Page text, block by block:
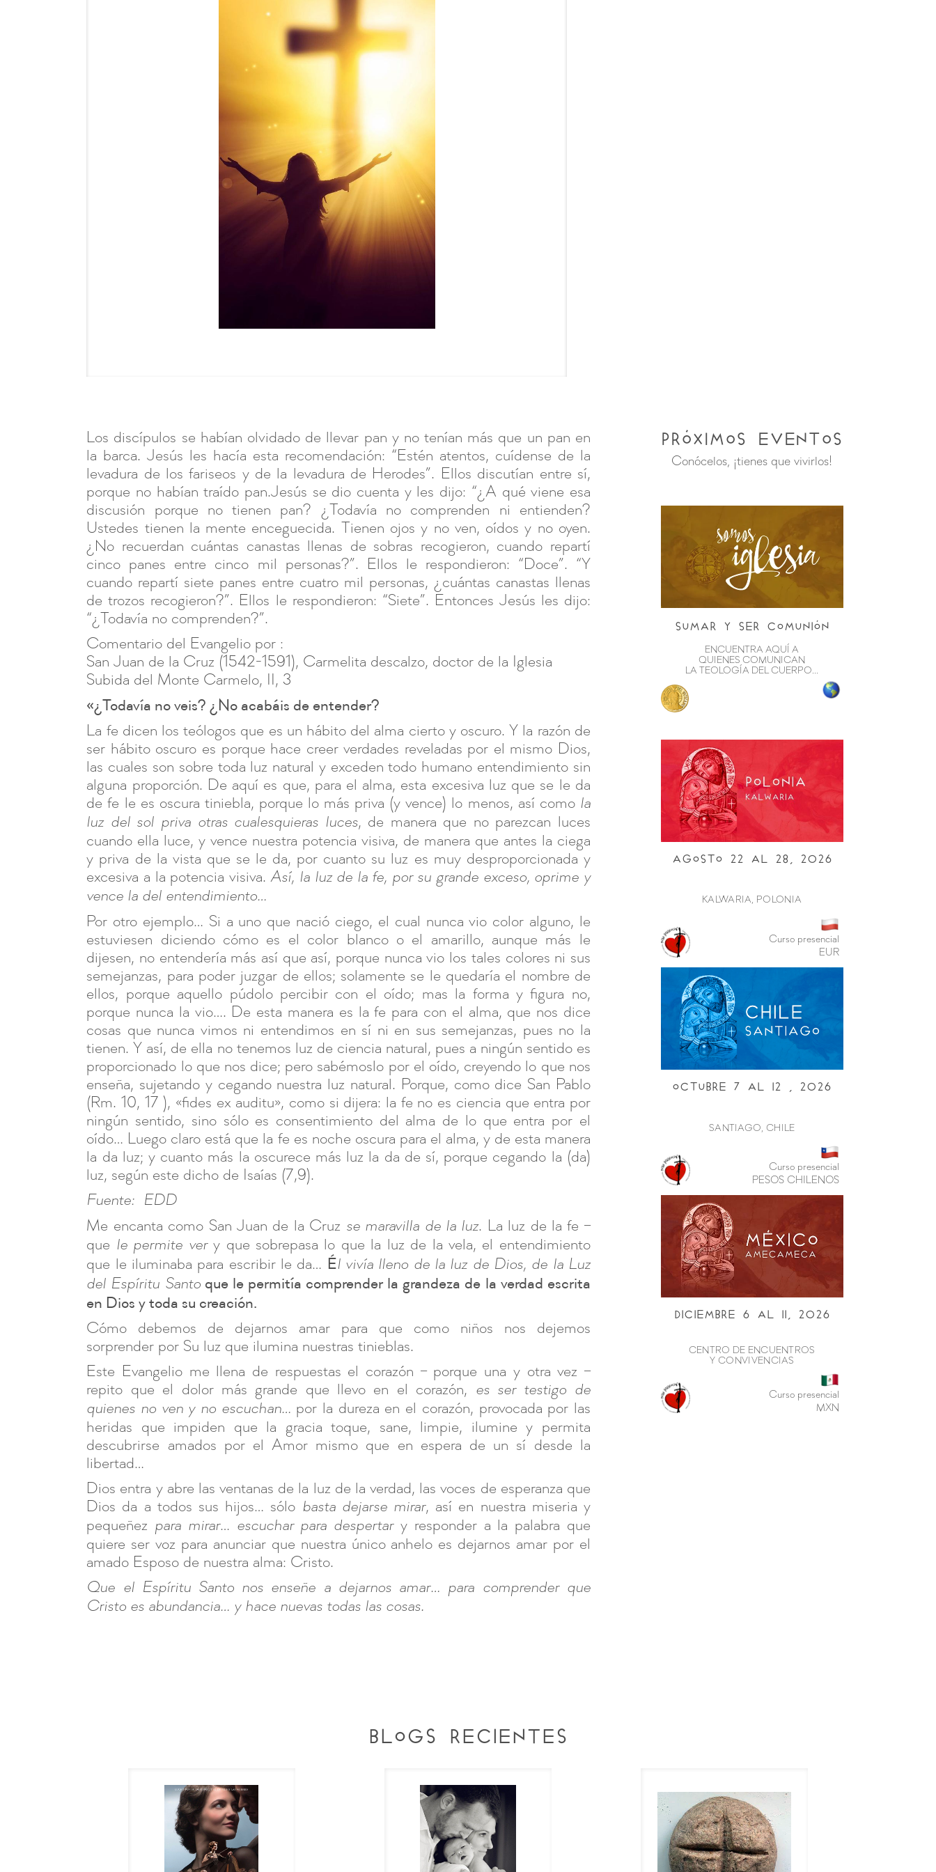
Los discípulos se habían olvidado de llevar pan y no tenían más que un pan en
la barca. Jesús les hacía esta recomendación: “Estén atentos, cuídense de la
levadura de los fariseos y de la levadura de Herodes”. Ellos discutían entre sí,
porque no habían traído pan.Jesús se dio cuenta y les dijo: “¿A qué viene esa
discusión porque no tienen pan? ¿Todavía no comprenden ni entienden?
Ustedes tienen la mente enceguecida. Tienen ojos y no ven, oídos y no oyen.
¿No recuerdan cuántas canastas llenas de sobras recogieron, cuando repartí
cinco panes entre cinco mil personas?”. Ellos le respondieron: “Doce”. “Y
cuando repartí siete panes entre cuatro mil personas, ¿cuántas canastas llenas
de trozos recogieron?”. Ellos le respondieron: “Siete”. Entonces Jesús les dijo:
“¿Todavía no comprenden?”.
Comentario del Evangelio por :
San Juan de la Cruz (1542-1591), Carmelita descalzo, doctor de la Iglesia
Subida del Monte Carmelo, II, 3
«¿Todavía no veis? ¿No acabáis de entender?
La fe dicen los teólogos que es un hábito del alma cierto y oscuro. Y la razón de
ser hábito oscuro es porque hace creer verdades reveladas por el mismo Dios,
las cuales son sobre toda luz natural y exceden todo humano entendimiento sin
alguna proporción. De aquí es que, para el alma, esta excesiva luz que se le da
de fe le es oscura tiniebla, porque lo más priva (y vence) lo menos, así como la
luz del sol priva otras cualesquieras luces, de manera que no parezcan luces
cuando ella luce, y vence nuestra potencia visiva, de manera que antes la ciega
y priva de la vista que se le da, por cuanto su luz es muy desproporcionada y
excesiva a la potencia visiva.Así, la luz de la fe, por su grande exceso, oprime y
vence la del entendimiento…
Por otro ejemplo… Si a uno que nació ciego, el cual nunca vio color alguno, le
estuviesen diciendo cómo es el color blanco o el amarillo, aunque más le
dijesen, no entendería más así que así, porque nunca vio los tales colores ni sus
semejanzas, para poder juzgar de ellos; solamente se le quedaría el nombre de
ellos, porque aquello púdolo percibir con el oído; mas la forma y figura no,
porque nunca la vio…. De esta manera es la fe para con el alma, que nos dice
cosas que nunca vimos ni entendimos en sí ni en sus semejanzas, pues no la
tienen. Y así, de ella no tenemos luz de ciencia natural, pues a ningún sentido es
proporcionado lo que nos dice; pero sabémoslo por el oído, creyendo lo que nos
enseña, sujetando y cegando nuestra luz natural. Porque, como dice San Pablo
(Rm. 10, 17 ), «fides ex auditu», como si dijera: la fe no es ciencia que entra por
ningún sentido, sino sólo es consentimiento del alma de lo que entra por el
oído… Luego claro está que la fe es noche oscura para el alma, y de esta manera
la da luz; y cuanto más la oscurece más luz la da de sí, porque cegando la (da)
luz, según este dicho de Isaías (7,9).
Fuente: EDD
Me encanta como San Juan de la Cruz se maravilla de la luz. La luz de la fe –
que le permite very que sobrepasa lo que la luz de la vela, el entendimiento
que le iluminaba para escribir le da… Él vivía lleno de la luz de Dios, de la Luz
del Espíritu Santoque le permitía comprender la grandeza de la verdad escrita
en Dios y toda su creación.
Cómo debemos de dejarnos amar para que como niños nos dejemos
sorprender por Su luz que ilumina nuestras tinieblas.
Este Evangelio me llena de respuestas el corazón – porque una y otra vez –
repito que el dolor más grande que llevo en el corazón,
es ser testigo de
quienes no ven y no escuchan… por la dureza en el corazón, provocada por las
heridas que impiden que la gracia toque, sane, limpie, ilumine y permita
descubrirse amados por el Amor mismo que en espera de un sí desde la
libertad…
Dios entra y abre las ventanas de la luz de la verdad, las voces de esperanza que
Dios da a todos sus hijos… sólo basta dejarse mirar, así en nuestra miseria y
pequeñez para mirar… escuchar para despertar y responder a la palabra que
quiere ser voz para anunciar que nuestra único anhelo es dejarnos amar por el
amado Esposo de nuestra alma: Cristo.
Que el Espíritu Santo nos enseñe a dejarnos amar… para comprender que
Cristo es abundancia… y hace nuevas todas las cosas.
Próximos Eventos
Conócelos, ¡tienes que vivirlos!
Agosto 22 al 28, 2026
KALWARIA, POLONIA
Curso presencial
EUR
Octubre 7 al i2 , 2026
SANTIAGO, CHILE
Curso presencial
PESOS CHILENOS
Diciembre 6 al ii, 2026
CENTRO DE ENCUENTROS
Y CONVIVENCIAS
Curso presencial
MXN
sumar y ser comunión
ENCUENTRA AQUÍ A
QUIENES COMUNICAN
LA TEOLOGÍA DEL CUERPO...
blogs recientes